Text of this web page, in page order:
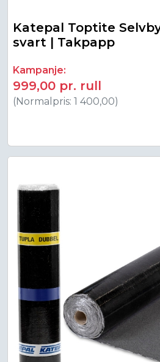
Katepal Toptite
svart | Takpapp
Kampanje:
999,00 pr. rull
(Normalpris: 1 400,00)